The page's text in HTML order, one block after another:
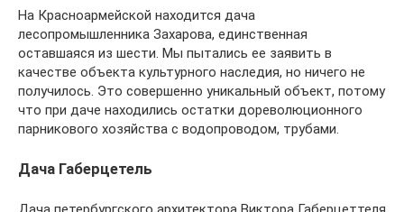
На Красноармейской находится дача
лесопромышленника Захарова, единственная
оставшаяся из шести. Мы пытались ее заявить в
качестве объекта культурного наследия, но ничего не
получилось. Это совершенно уникальный объект, потому
что при даче находились остатки дореволюционного
парникового хозяйства с водопроводом, трубами.
Дача Габерцетель